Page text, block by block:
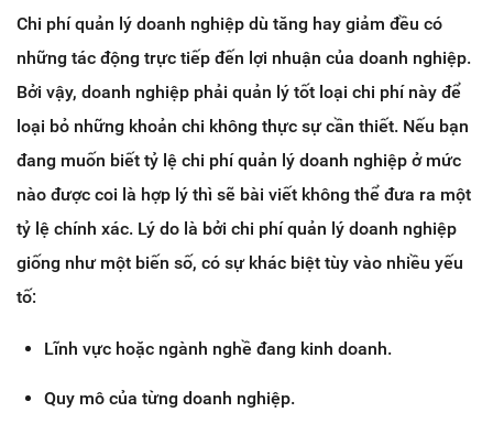
Chi phí quản lý doanh nghiệp dù tăng hay giảm đều có
những tác động trực tiếp đến lợi nhuận của doanh nghiệp.
Bởi vậy, doanh nghiệp phải quản lý tốt loại chi phí này để
loại bỏ những khoản chi không thực sự cần thiết. Nếu bạn
đang muốn biết tỷ lệ chi phí quản lý doanh nghiệp ở mức
nào được coi là hợp lý thì sẽ bài viết không thể đưa ra một
tỷ lệ chính xác. Lý do là bởi chi phí quản lý doanh nghiệp
giống như một biến số, có sự khác biệt tùy vào nhiều yếu
tố:
Lĩnh vực hoặc ngành nghề đang kinh doanh.
Quy mô của từng doanh nghiệp.